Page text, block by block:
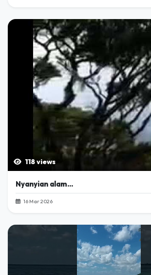
118 views
Nyanyian alam...
16 Mar 2026